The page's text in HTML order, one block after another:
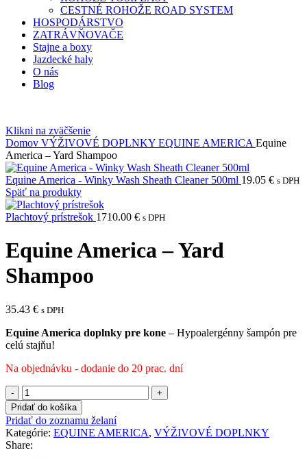
CESTNÉ ROHOŽE ROAD SYSTEM
HOSPODÁRSTVO
ZATRÁVŇOVAČE
Stajne a boxy
Jazdecké haly
O nás
Blog
Klikni na zväčšenie
Domov VÝŽIVOVÉ DOPLNKY EQUINE AMERICA Equine
America – Yard Shampoo
Equine America - Winky Wash Sheath Cleaner 500ml 19.05 € s DPH
Späť na produkty
Plachtový prístrešok 1710.00 € s DPH
Equine America – Yard
Shampoo
35.43 € s DPH
Equine America doplnky pre kone – Hypoalergénny šampón pre
celú stajňu!
Na objednávku - dodanie do 20 prac. dní
množstvo
Equine
America
-
Yard
Shampoo
Pridať do košíka
Pridať do zoznamu želaní
Kategórie: EQUINE AMERICA, VÝŽIVOVÉ DOPLNKY
Share: